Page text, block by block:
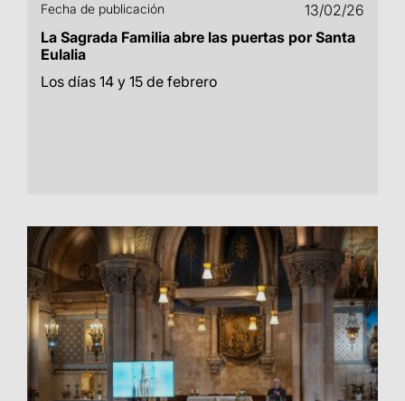
Fecha de publicación
13/02/26
La Sagrada Familia abre las puertas por Santa
Eulalia
Los días 14 y 15 de febrero